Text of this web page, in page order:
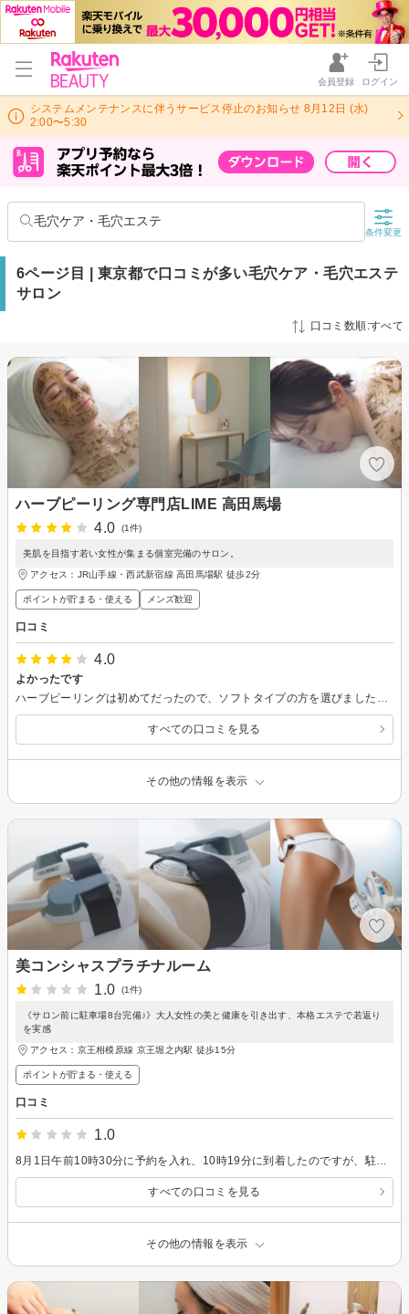
会員登録 ログイン
システムメンテナンスに伴うサービス停止のお知らせ 8月12日 (水)
2:00〜5:30
毛穴ケア・毛穴エステ
条件変更
6ページ目 | 東京都で口コミが多い毛穴ケア・毛穴エステ
サロン
口コミ数順:すべて
ハーブピーリング専門店LIME 高田馬場
4.0
(1件)
美肌を目指す若い女性が集まる個室完備のサロン。
アクセス：JR山手線・西武新宿線 高田馬場駅 徒歩2分
ポイントが貯まる・使える メンズ歓迎
口コミ
4.0
よかったです
すべての口コミを見る
その他の情報を表示
美コンシャスプラチナルーム
1.0
(1件)
《サロン前に駐車場8台完備♪》大人女性の美と健康を引き出す、本格エステで若返り
を実感
アクセス：京王相模原線 京王堀之内駅 徒歩15分
ポイントが貯まる・使える
口コミ
1.0
すべての口コミを見る
その他の情報を表示